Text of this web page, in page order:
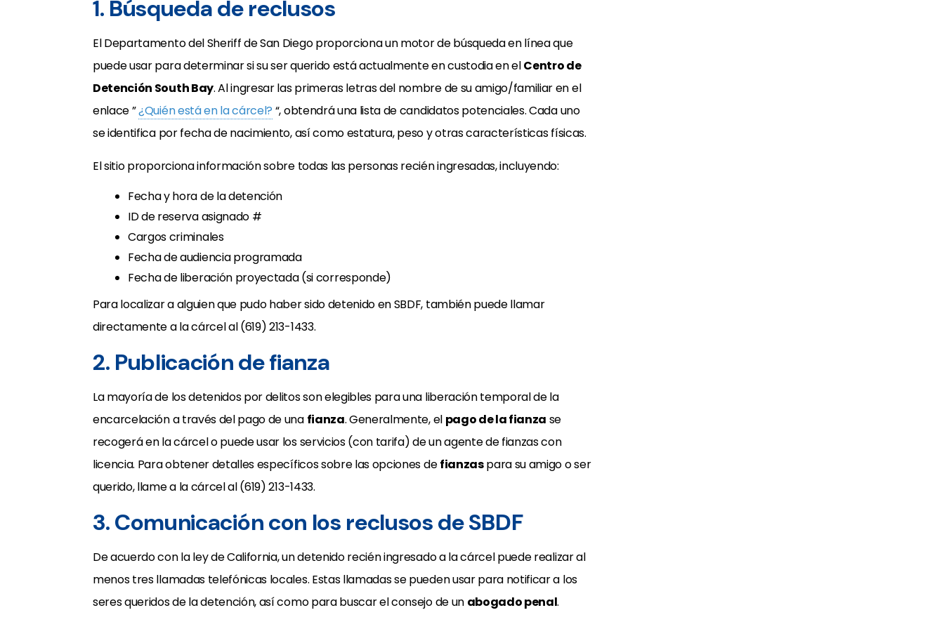
1. Búsqueda de reclusos
El Departamento del Sheriff de San Diego proporciona un motor de búsqueda en línea que
puede usar para determinar si su ser querido está actualmente en custodia en elCentro de
Detención South Bay. Al ingresar las primeras letras del nombre de su amigo/familiar en el
enlace ”¿Quién está en la cárcel? “, obtendrá una lista de candidatos potenciales. Cada uno
se identifica por fecha de nacimiento, así como estatura, peso y otras características físicas.
El sitio proporciona información sobre todas las personas recién ingresadas, incluyendo:
Fecha y hora de la detención
ID de reserva asignado #
Cargos criminales
Fecha de audiencia programada
Fecha de liberación proyectada (si corresponde)
Para localizar a alguien que pudo haber sido detenido en SBDF, también puede llamar
directamente a la cárcel al (619) 213-1433.
2. Publicación de fianza
La mayoría de los detenidos por delitos son elegibles para una liberación temporal de la
encarcelación a través del pago de una fianza. Generalmente, el pago de la fianza se
recogerá en la cárcel o puede usar los servicios (con tarifa) de un agente de fianzas con
licencia. Para obtener detalles específicos sobre las opciones defianzaspara su amigo o ser
querido, llame a la cárcel al (619) 213-1433.
3. Comunicación con los reclusos de SBDF
De acuerdo con la ley de California, un detenido recién ingresado a la cárcel puede realizar al
menos tres llamadas telefónicas locales. Estas llamadas se pueden usar para notificar a los
seres queridos de la detención, así como para buscar el consejo de un abogado penal.